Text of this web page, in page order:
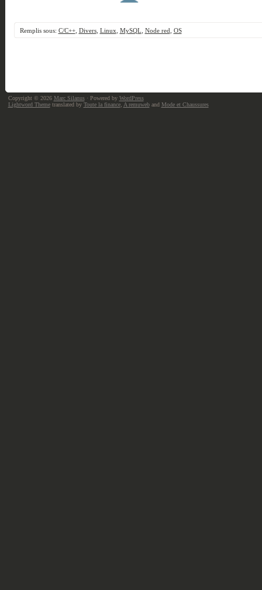
Remplis sous: C/C++, Divers, Linux MySQL Node red OS
Copyright © 2026 Marc Silanus· Powered by WordPress
Lightword Themetranslated by Toute la finance, A remuweband Mode et Chaussures